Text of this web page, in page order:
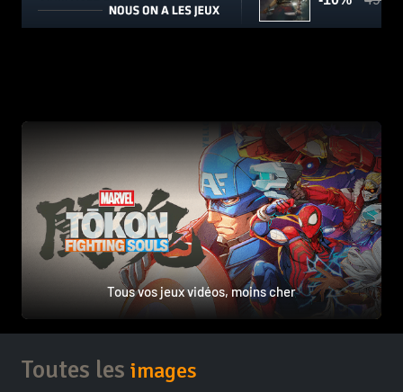
Tous vos jeux vidéos, moins cher
Toutes les images